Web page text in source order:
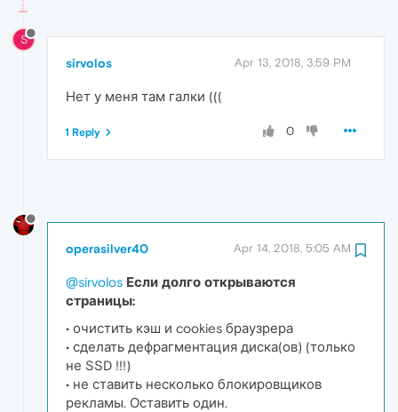
S
sirvolos Apr 13, 2018, 3:59 PM
Нет у меня там галки (((
0
1 Reply
operasilver40 Apr 14, 2018, 5:05 AM
@sirvolos Если долго открываются
страницы:
• очистить кэш и cookies браузрера
• сделать дефрагментация диска(ов) (только
не SSD !!!)
• не ставить несколько блокировщиков
рекламы. Оставить один.